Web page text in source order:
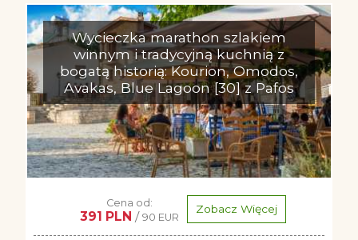
Wycieczka marathon szlakiem
winnym i tradycyjną kuchnią z
bogatą historią: Kourion, Omodos,
Avakas, Blue Lagoon [30] z Pafos
Cena od:
391 PLN / 90 EUR
Zobacz Więcej